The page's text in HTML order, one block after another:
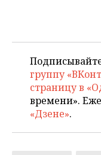
группу
страницу в
времени».
«Дзене».